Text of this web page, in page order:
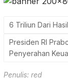
6 Triliun Dari
Presiden RI
Penyerahan
Penulis: red